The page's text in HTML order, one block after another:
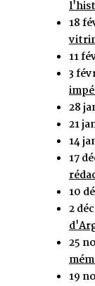
18
11
3
28
21
14
17
10
2
25
19